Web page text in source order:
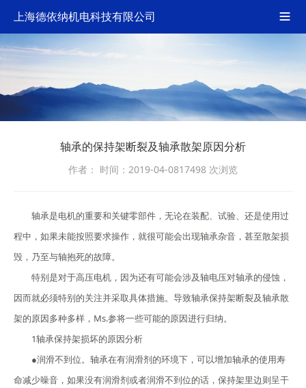
上海德依纳机电科技有限公司 
轴承的保持架断裂及轴承散架原因分析
作者： 时间：2019-04-0817498 次浏览
轴承是电机的重要和关键零部件，无论在装配、试验、还是使用过
程中，如果未能按照要求操作，就很可能会出现轴承杂音，甚至散架损
毁，乃至与轴抱死的故障。
特别是对于高压电机，因为还有可能会涉及轴电压对轴承的侵蚀，
因而就必须特别的关注并采取具体措施。导致轴承保持架断裂及轴承散
架的原因多种多样，Ms.参将一些可能的原因进行归纳。
1轴承保持架损坏的原因分析
●润滑不到位。轴承在有润滑剂的环境下，可以增加轴承的使用寿
命减少噪音，如果没有润滑剂或者润滑不到位的话，保持架里边则呈干